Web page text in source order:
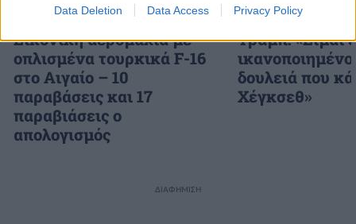
Data Deletion Data Access Privacy Policy
Εικονική αερομαχία με
οπλισμένα τουρκικά F-16
στο Αιγαίο – 10
παραβάσεις και 17
παραβιάσεις ο
απολογισμός
Τραμπ: «Είμαι
δουλειά που
Χέγκσεθ»
ΔΙΑΦΗΜΙΣΗ